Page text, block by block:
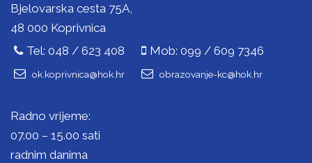
Bjelovarska cesta 75A,
48 000 Koprivnica
Tel: 048 / 623 408
Mob: 099 / 609 7346
ok.koprivnica@hok.hr obrazovanje-kc@hok.hr
Radno vrijeme:
07.00 – 15.00 sati
radnim danima